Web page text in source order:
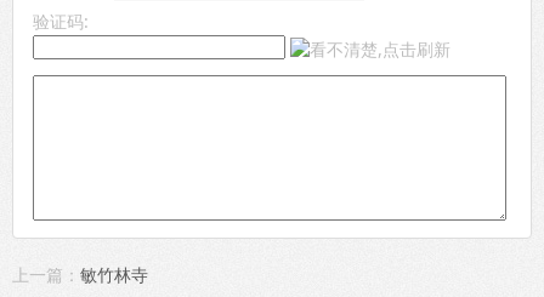
验证码:
上一篇： 敏竹林寺